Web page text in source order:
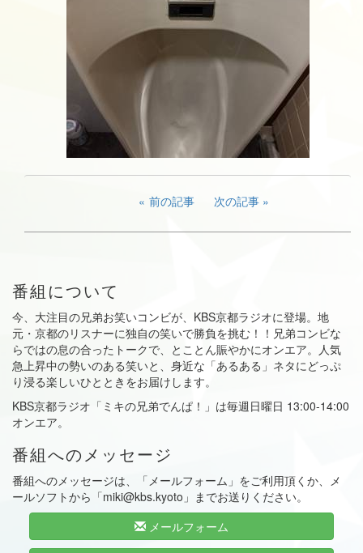
前の記事 次の記事
番組について
今、大注目の兄弟お笑いコンビが、KBS京都ラジオに登場。地
元・京都のリスナーに独自の笑いで勝負を挑む！！兄弟コンビな
らではの息の合ったトークで、とことん賑やかにオンエア。人気
急上昇中の勢いのある笑いと、身近な「あるある」ネタにどっぷ
り浸る楽しいひとときをお届けします。
KBS京都ラジオ「ミキの兄弟でんぱ！」は毎週日曜日 13:00-14:00
オンエア。
番組へのメッセージ
番組へのメッセージは、「メールフォーム」をご利用頂くか、メ
ールソフトから「miki@kbs.kyoto」までお送りください。
メールフォーム